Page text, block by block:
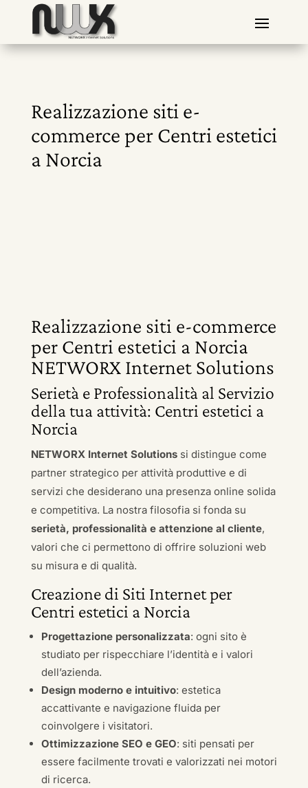
Realizzazione siti e-
commerce per Centri estetici
a Norcia
Realizzazione siti e-commerce
per Centri estetici a Norcia
NETWORX Internet Solutions
Serietà e Professionalità al Servizio
della tua attività: Centri estetici a
Norcia
NETWORX Internet Solutionssi distingue come
partner strategico per attività produttive e di
servizi che desiderano una presenza online solida
e competitiva. La nostra filosofia si fonda su
serietà, professionalità e attenzione al cliente,
valori che ci permettono di offrire soluzioni web
su misura e di qualità.
Creazione di Siti Internet per
Centri estetici a Norcia
Progettazione personalizzata: ogni sito è
studiato per rispecchiare l’identità e i valori
dell’azienda.
Design moderno e intuitivo: estetica
accattivante e navigazione fluida per
coinvolgere i visitatori.
Ottimizzazione SEO e GEO: siti pensati per
essere facilmente trovati e valorizzati nei motori
di ricerca.